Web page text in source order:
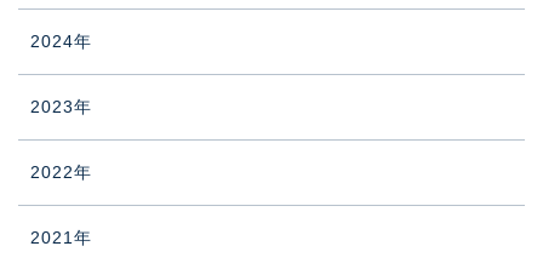
2024年
2023年
2022年
2021年